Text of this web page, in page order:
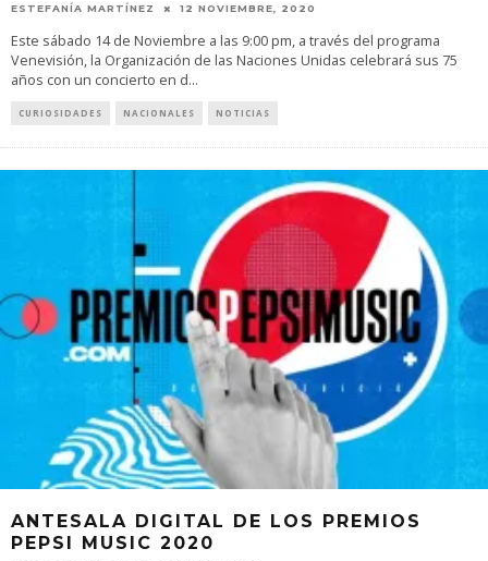
ESTEFANÍA MARTÍNEZ 12 NOVIEMBRE, 2020
Este sábado 14 de Noviembre a las 9:00 pm, a través del programa
Venevisión, la Organización de las Naciones Unidas celebrará sus 75
años con un concierto en d...
CURIOSIDADES NACIONALES NOTICIAS
ANTESALA DIGITAL DE LOS PREMIOS
PEPSI MUSIC 2020